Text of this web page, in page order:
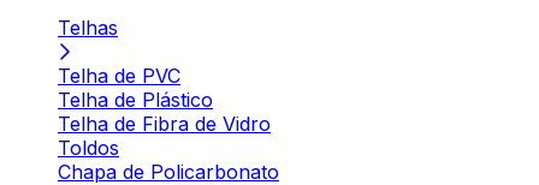
Telhas
Telha de PVC
Telha de Plástico
Telha de Fibra de Vidro
Toldos
Chapa de Policarbonato